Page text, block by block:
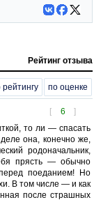
Рейтинг отзыва
рейтингу по оценке
[ 6 ]
то ли — спасать
она, конечно же,
родоначальник,
прясть — обычно
поеданием! Но
В том числе — и как
после страшных